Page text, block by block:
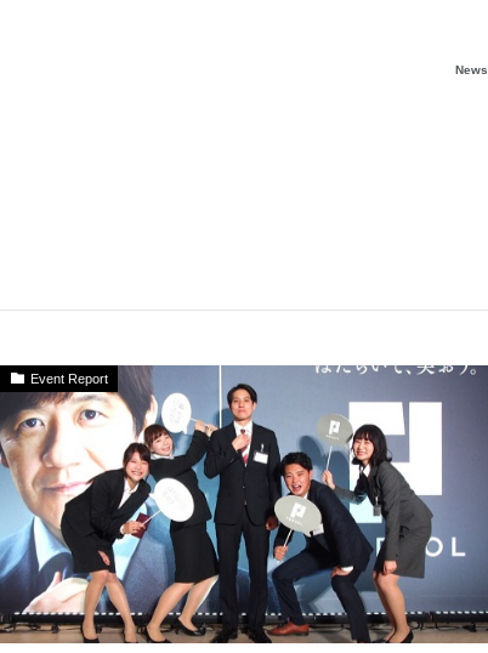
News
Event Report